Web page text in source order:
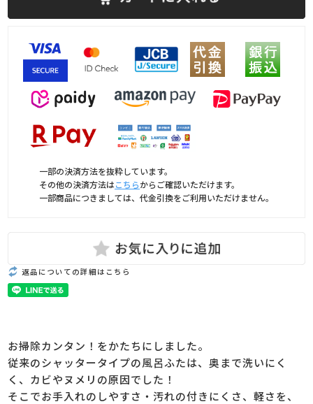
一部の決済方法を抜粋しています。
その他の決済方法はこちらからご確認いただけます。
一部商品につきましては、代金引換をご利用いただけません。
返品についての詳細はこちら
お掃除カンタン！をかたちにしました。
従来のシャッタータイプの風呂ふたは、奥まで洗いにく
く、カビやヌメリの原因でした！
そこでお手入れのしやすさ・汚れの付きにくさ、軽さを、